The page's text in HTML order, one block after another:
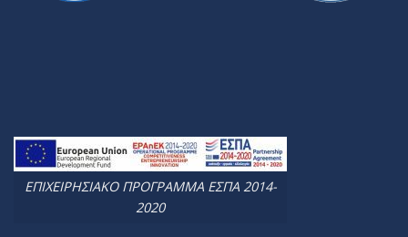
ΕΠΙΧΕΙΡΗΣΙΑΚΟ ΠΡΟΓΡΑΜΜΑ ΕΣΠΑ 2014-
2020